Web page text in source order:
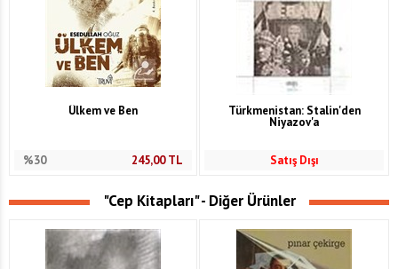
Ülkem ve Ben
%30 245,00TL
Türkmenistan: Stalin'den
Niyazov'a
Satış Dışı
"Cep Kitapları" - Diğer Ürünler